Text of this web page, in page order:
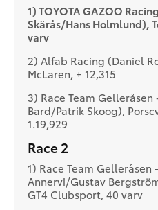
1) TOYOTA GAZOO
Skärås/Hans Holmlund),
varv
2) Alfab Racing (Daniel
McLaren, + 12,315
3) Race Team Gelleråsen
Bard/Patrik Skoog),
1.19,929
Race 2
1) Race Team Gelleråsen
Annervi/Gustav
GT4 Clubsport, 40 varv